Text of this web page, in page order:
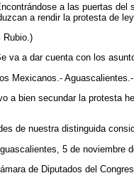
a las puertas del
a rendir la protesta de ley.
Rubio.)
va a dar cuenta con los
Mexicanos.- Aguascalientes.-
a bien secundar la protesta
de nuestra distinguida
5 de noviembre
de Diputados del